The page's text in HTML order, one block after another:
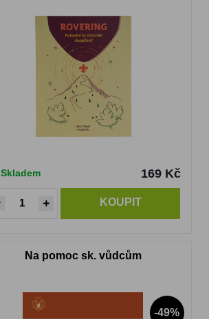
Skladem 169 Kč
KOUPIT
Na pomoc sk. vůdcům
-49%